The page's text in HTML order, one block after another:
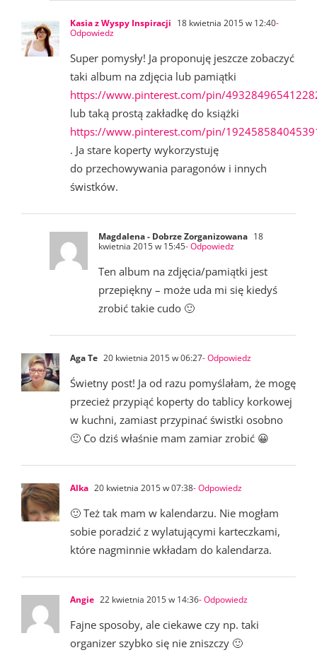
Kasia z Wyspy Inspiracji 18 kwietnia 2015 w 12:40-
Odpowiedz
Super pomysły! Ja proponuję jeszcze zobaczyć
taki album na zdjęcia lub pamiątki
https://www.pinterest.com/pin/
lub taką prostą zakładkę do książki
https://www.pinterest.com/pin/
. Ja stare koperty wykorzystuję
do przechowywania paragonów i innych
świstków.
Magdalena - Dobrze Zorganizowana 18
kwietnia 2015 w 15:45- Odpowiedz
Ten album na zdjęcia/pamiątki jest
przepiękny – może uda mi się kiedyś
zrobić takie cudo 🙂
Aga Te 20 kwietnia 2015 w 06:27- Odpowiedz
Świetny post! Ja od razu pomyślałam, że mogę
przecież przypiąć koperty do tablicy korkowej
w kuchni, zamiast przypinać świstki osobno
🙂 Co dziś właśnie mam zamiar zrobić 😀
Alka 20 kwietnia 2015 w 07:38- Odpowiedz
🙂 Też tak mam w kalendarzu. Nie mogłam
sobie poradzić z wylatującymi karteczkami,
które nagminnie wkładam do kalendarza.
Angie 22 kwietnia 2015 w 14:36- Odpowiedz
Fajne sposoby, ale ciekawe czy np. taki
organizer szybko się nie zniszczy 🙂